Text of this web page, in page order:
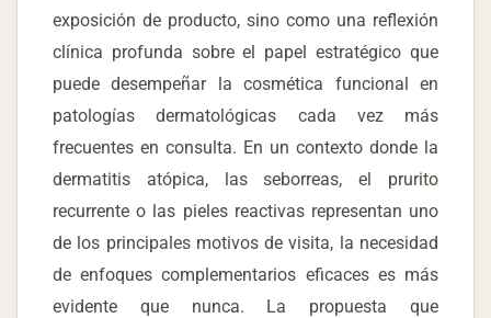
exposición de producto, sino como una reflexión
clínica profunda sobre el papel estratégico que
puede desempeñar la cosmética funcional en
patologías dermatológicas cada vez más
frecuentes en consulta. En un contexto donde la
dermatitis atópica, las seborreas, el prurito
recurrente o las pieles reactivas representan uno
de los principales motivos de visita, la necesidad
de enfoques complementarios eficaces es más
evidente que nunca. La propuesta que